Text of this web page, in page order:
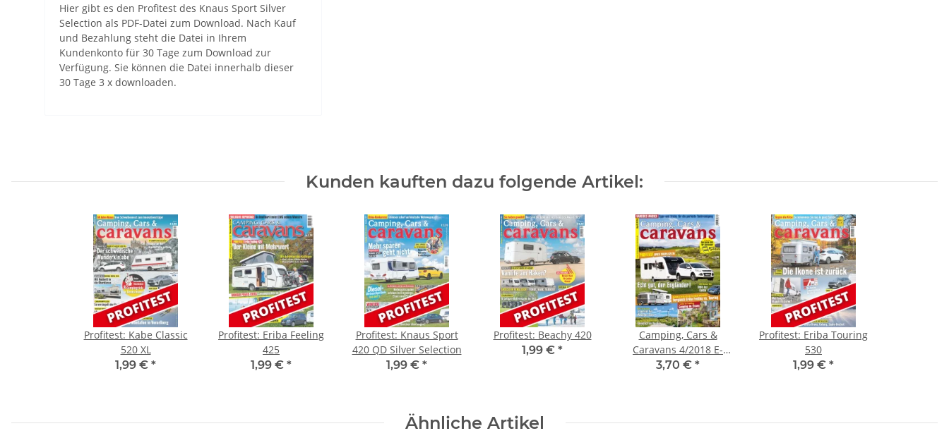
Hier gibt es den Profitest des Knaus Sport Silver
Selection als PDF-Datei zum Download. Nach Kauf
und Bezahlung steht die Datei in Ihrem
Kundenkonto für 30 Tage zum Download zur
Verfügung. Sie können die Datei innerhalb dieser
30 Tage 3 x downloaden.
Kunden kauften dazu folgende Artikel:
Profitest: Kabe Classic
520 XL
1,99 € *
Profitest: Eriba Feeling
425
1,99 € *
Profitest: Knaus Sport
420 QD Silver Selection
1,99 € *
Profitest: Beachy 420
1,99 € *
Camping, Cars &
Caravans 4/2018 E-
Paper
3,70 € *
Profitest: Eriba Touring
530
1,99 € *
Ähnliche Artikel